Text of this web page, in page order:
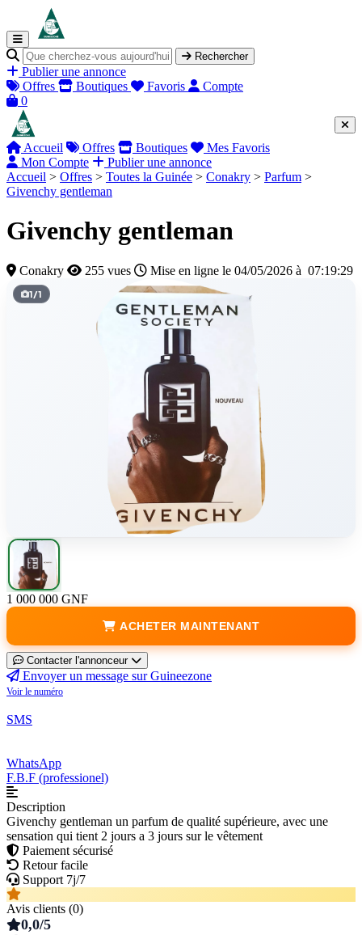
Rechercher
Publier une annonce
Offres
Boutiques Favoris
Compte
0
Accueil Offres Boutiques
Mes Favoris
Mon Compte
Publier une annonce
Accueil > Offres > Toutes la Guinée > Conakry > Parfum >
Givenchy gentleman
Givenchy gentleman
Conakry 255 vues Mise en ligne le 04/05/2026 à 07:19:29
1/1
1 000 000 GNF
ACHETER MAINTENANT
Contacter l'annonceur
Envoyer un message sur Guineezone
Voir le numéro
SMS
WhatsApp
F.B.F (professionel)
Description
Givenchy gentleman un parfum de qualité supérieure, avec une
sensation qui tient 2 jours a 3 jours sur le vêtement
Paiement sécurisé
Retour facile
Support 7j/7
Avis clients (0)
0,0/5